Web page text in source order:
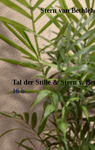
Stern von
Tal der Stille & Stern v.
16 b